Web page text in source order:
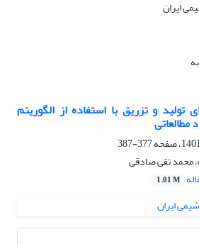
تولید و تزریق با استفاده از الگوریتم
377-387
محمد تقی صادقی
1.01 M